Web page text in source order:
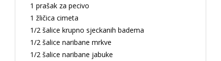
1 prašak za pecivo
1 žličica cimeta
1/2 šalice krupno sjeckanih badema
1/2 šalice naribane mrkve
1/2 šalice naribane jabuke